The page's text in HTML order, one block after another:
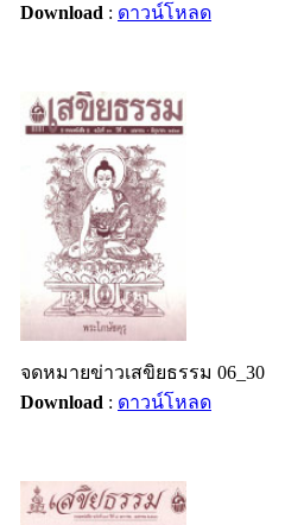
Download : ดาวน์โหลด
จดหมายข่าวเสขิยธรรม 06_30
Download : ดาวน์โหลด